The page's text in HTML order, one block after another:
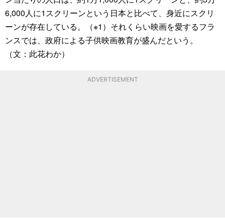
6,000人に1スクリーンという日本と比べて、身近にスクリ
ーンが存在している。（※1）それくらい映画を愛するフラ
ンスでは、政府による子供映画教育が盛んだという。
（文：此花わか）
ADVERTISEMENT